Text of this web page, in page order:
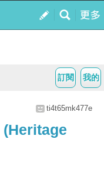
我的
訂閱
ti4t65mk477e
(Heritage